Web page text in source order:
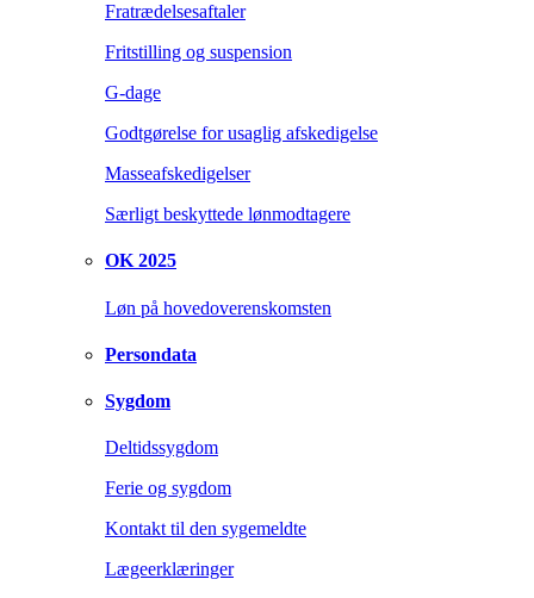
Fratrædelsesaftaler
Fritstilling og suspension
G-dage
Godtgørelse for usaglig afskedigelse
Masseafskedigelser
Særligt beskyttede lønmodtagere
OK 2025
Løn på hovedoverenskomsten
Persondata
Sygdom
Deltidssygdom
Ferie og sygdom
Kontakt til den sygemeldte
Lægeerklæringer